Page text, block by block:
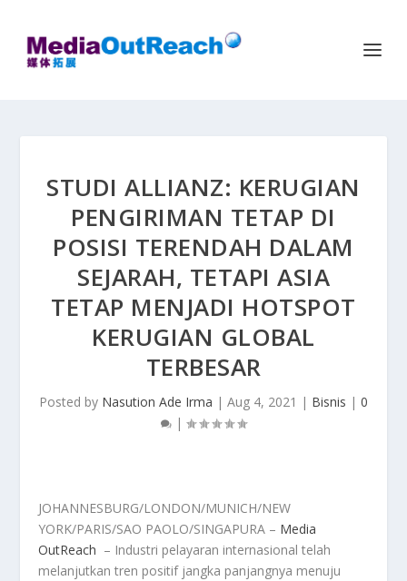
STUDI ALLIANZ: KERUGIAN
PENGIRIMAN TETAP DI
POSISI TERENDAH DALAM
SEJARAH, TETAPI ASIA
TETAP MENJADI HOTSPOT
KERUGIAN GLOBAL
TERBESAR
Posted by Nasution Ade Irma | Aug 4, 2021 | Bisnis | 0
|
JOHANNESBURG/LONDON/MUNICH/NEW
YORK/PARIS/SAO PAOLO/SINGAPURA – Media
OutReach – Industri pelayaran internasional telah
melanjutkan tren positif jangka panjangnya menuju